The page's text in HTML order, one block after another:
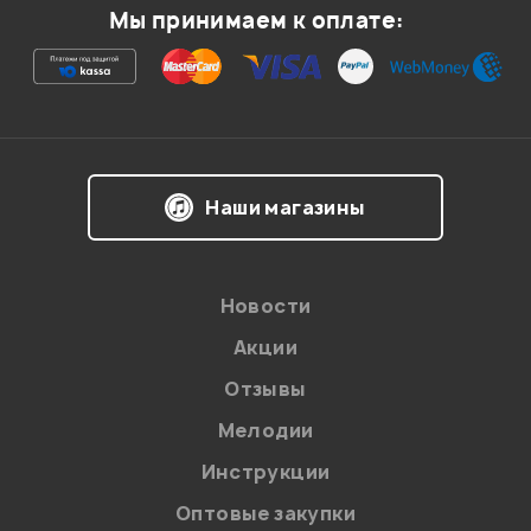
хорошо подходит для "легкой" игры
хозов филипп 16.03.2010
Мой отзыв о товаре
Впечатления о товаре:
Мы принимаем к оплате:
Наши магазины
Новости
Акции
Отзывы
Мелодии
Инструкции
Оптовые закупки